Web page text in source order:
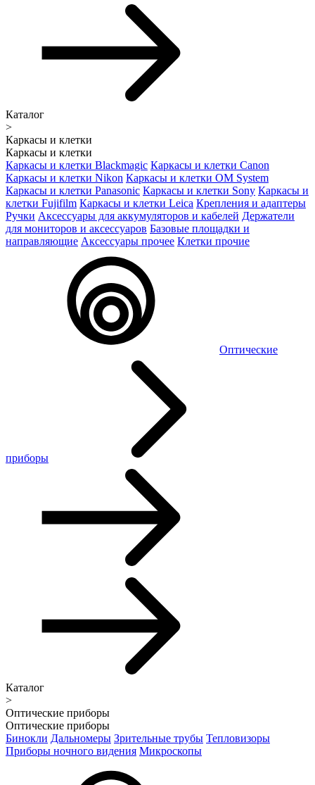
Каталог
>
Каркасы и клетки
Каркасы и клетки
Каркасы и клетки Blackmagic Каркасы и клетки Canon
Каркасы и клетки Nikon Каркасы и клетки OM System
Каркасы и клетки Panasonic Каркасы и клетки Sony Каркасы и
клетки Fujifilm Каркасы и клетки Leica Крепления и адаптеры
Ручки Аксессуары для аккумуляторов и кабелей Держатели
для мониторов и аксессуаров Базовые площадки и
направляющие Аксессуары прочее Клетки прочие
Оптические
приборы
Каталог
>
Оптические приборы
Оптические приборы
Бинокли Дальномеры Зрительные трубы Тепловизоры
Приборы ночного видения Микроскопы